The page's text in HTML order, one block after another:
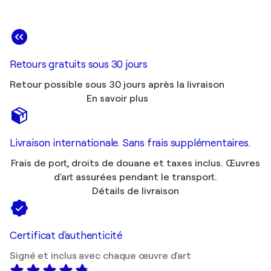
Retours gratuits sous 30 jours
Retour possible sous 30 jours après la livraison
En savoir plus
Livraison internationale. Sans frais supplémentaires.
Frais de port, droits de douane et taxes inclus. Œuvres
d'art assurées pendant le transport.
Détails de livraison
Certificat d'authenticité
Signé et inclus avec chaque œuvre d'art